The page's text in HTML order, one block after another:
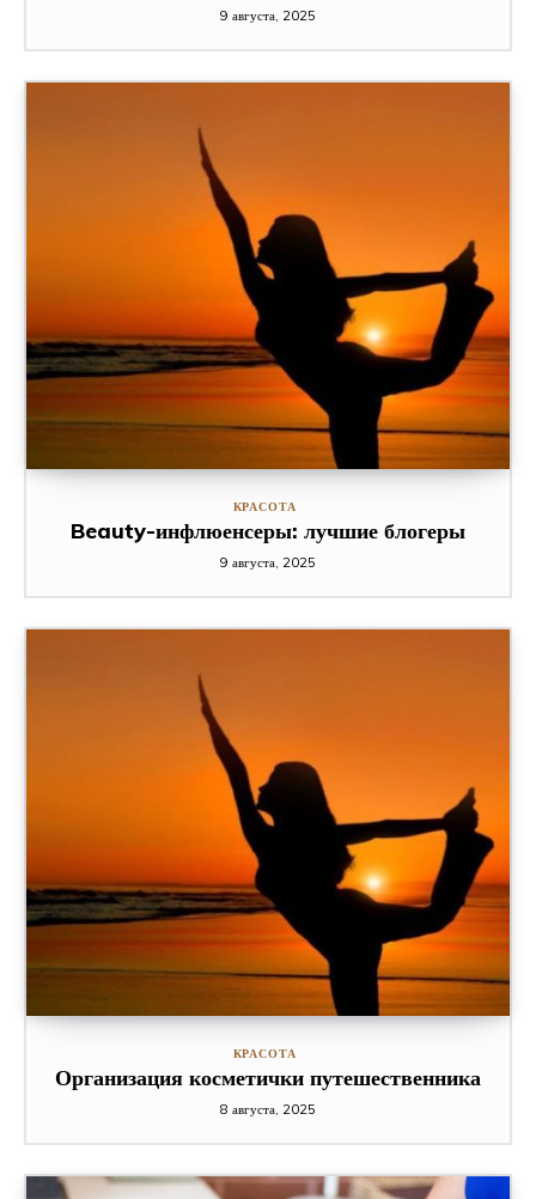
9 августа, 2025
КРАСОТА
Beauty-инфлюенсеры: лучшие блогеры
9 августа, 2025
КРАСОТА
Организация косметички путешественника
8 августа, 2025